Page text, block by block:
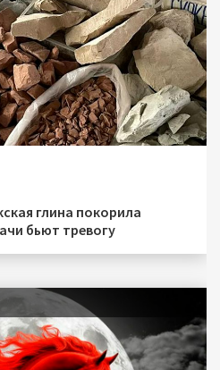
глина покорила
бьют тревогу